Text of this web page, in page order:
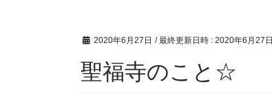
2020年6月27日 / 最終更新日時 : 2020年6月27日
聖福寺のこと☆